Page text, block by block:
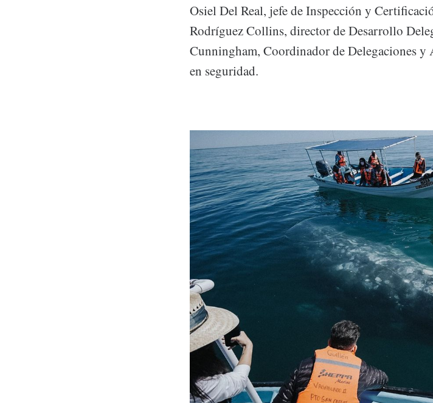
Osiel Del Real, jefe de Inspección y
Rodríguez Collins, director de Desarrollo
Cunningham, Coordinador de Delegaciones
en seguridad.